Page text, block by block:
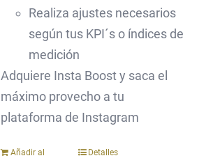
Realiza ajustes necesarios
según tus KPI´s o índices de
medición
Adquiere Insta Boost y saca el
máximo provecho a tu
plataforma de Instagram
Añadir al Detalles